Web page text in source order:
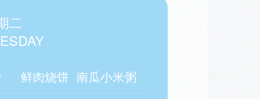
二
鲜肉烧饼 南瓜小米粥